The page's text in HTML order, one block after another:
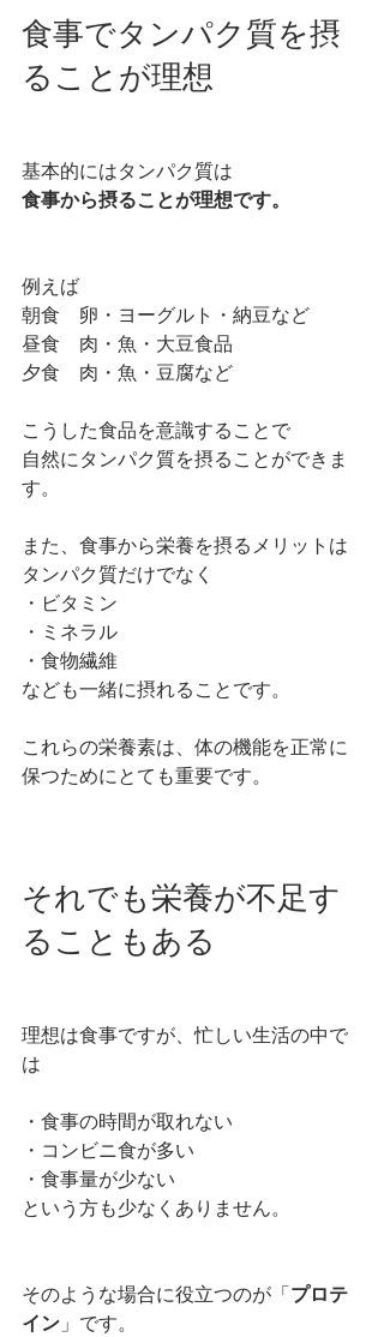
食事でタンパク質を摂
ることが理想
基本的にはタンパク質は
食事から摂ることが理想です。
例えば
朝食　卵・ヨーグルト・納豆など
昼食　肉・魚・大豆食品
夕食　肉・魚・豆腐など
こうした食品を意識することで
自然にタンパク質を摂ることができま
す。
また、食事から栄養を摂るメリットは
タンパク質だけでなく
・ビタミン
・ミネラル
・食物繊維
なども一緒に摂れることです。
これらの栄養素は、体の機能を正常に
保つためにとても重要です。
それでも栄養が不足す
ることもある
理想は食事ですが、忙しい生活の中で
は
・食事の時間が取れない
・コンビニ食が多い
・食事量が少ない
という方も少なくありません。
そのような場合に役立つのが「プロテ
イン 」です。